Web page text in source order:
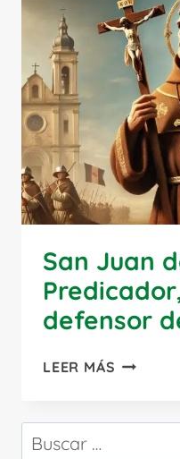
San Juan
defensor
LEER MÁS SAN
Buscar: